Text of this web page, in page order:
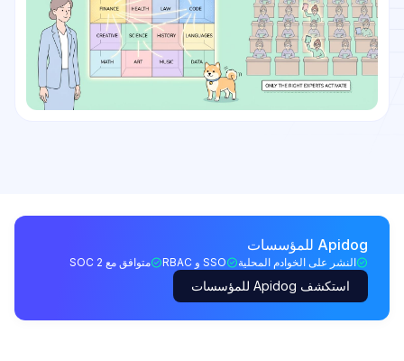
Apidog للمؤسسات
النشر على الخوادم المحلية SSO و RBAC متوافق مع SOC 2
استكشف Apidog للمؤسسات